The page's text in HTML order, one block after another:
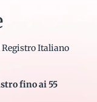
Italiano
fino ai 55